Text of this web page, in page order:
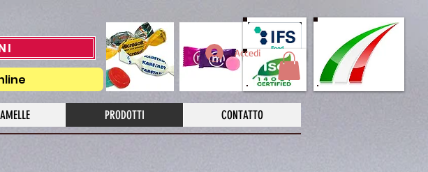
PRODOTTI CONTATTO
Accedi
& Box)